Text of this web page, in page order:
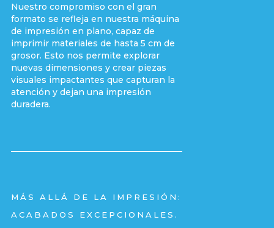
Nuestro compromiso con el gran
formato se refleja en nuestra máquina
de impresión en plano, capaz de
imprimir materiales de hasta 5 cm de
grosor. Esto nos permite explorar
nuevas dimensiones y crear piezas
visuales impactantes que capturan la
atención y dejan una impresión
duradera.
MÁS ALLÁ DE LA IMPRESIÓN:
ACABADOS EXCEPCIONALES.